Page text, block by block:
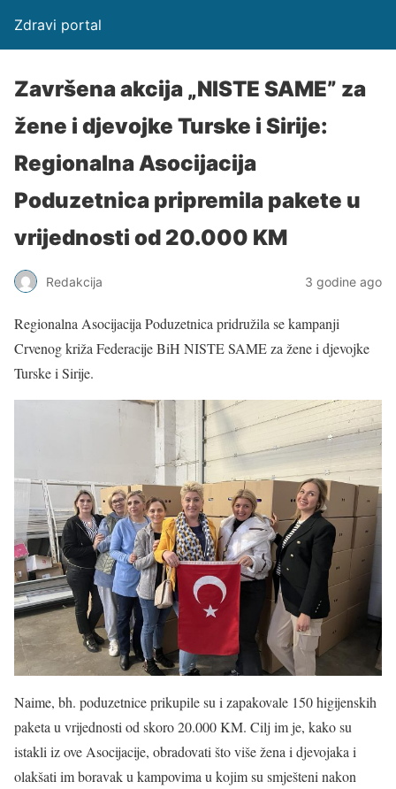
Zdravi portal
Završena akcija „NISTE SAME” za
žene i djevojke Turske i Sirije:
Regionalna Asocijacija
Poduzetnica pripremila pakete u
vrijednosti od 20.000 KM
Redakcija 3 godine ago
Regionalna Asocijacija Poduzetnica pridružila se kampanji
Crvenog križa Federacije BiH NISTE SAME za žene i djevojke
Turske i Sirije.
Naime, bh. poduzetnice prikupile su i zapakovale 150 higijenskih
paketa u vrijednosti od skoro 20.000 KM. Cilj im je, kako su
istakli iz ove Asocijacije, obradovati što više žena i djevojaka i
olakšati im boravak u kampovima u kojim su smješteni nakon